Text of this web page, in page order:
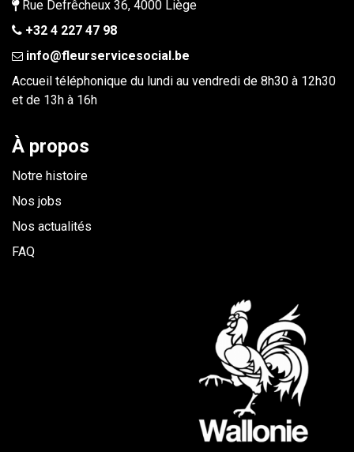
Rue Defrêcheux 36, 4000 Liège
+32 4 227 47 98
info@fleurservicesocial.be​
Accueil téléphonique du lundi au vendredi de 8h30 à 12h30
et de 13h à 16h
À propos
Notre histoire
Nos jobs
Nos actualités
FAQ